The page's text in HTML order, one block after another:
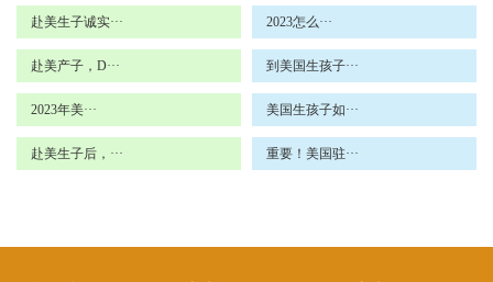
赴美生子诚实··· 2023怎么···
赴美产子，D··· 到美国生孩子···
2023年美··· 美国生孩子如···
赴美生子后，··· 重要！美国驻···